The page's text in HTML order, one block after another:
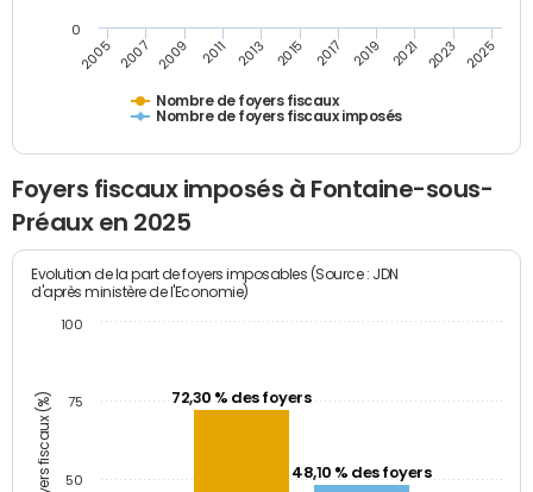
Nombre de foyers fiscaux
Nombre de foyers fiscaux imposés
2005 2007 2009 2011 2013 2015 2017 2019 2021 2023 2025
0
Foyers fiscaux imposés à Fontaine-sous-
Préaux en 2025
Evolution de la part de foyers imposables (Source : JDN
d'après ministère de l'Economie)
72,30 % des foyers
48,10 % des foyers
50
75
100